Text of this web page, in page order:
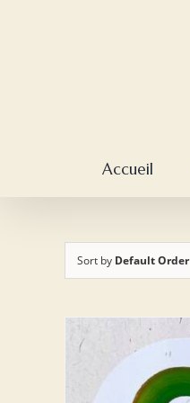
Accueil
Sort by Default Order